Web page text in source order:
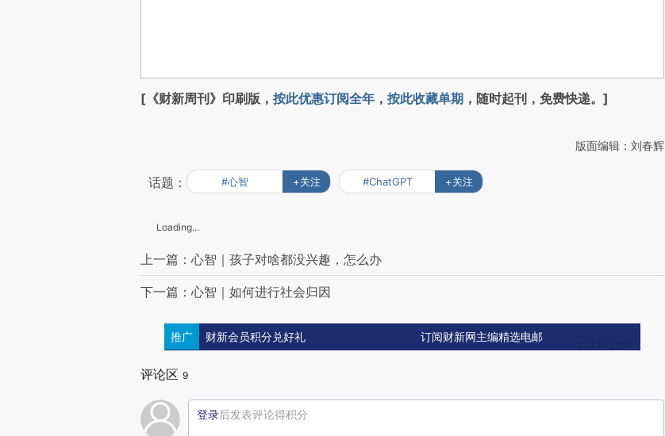
[《财新周刊》印刷版， 按此优惠订阅全年 ， 按此收藏单期 ，随时起刊，免费快递。]
版面编辑：刘春辉
话题： #心智 +关注 #ChatGPT +关注
Loading...
上一篇：心智｜孩子对啥都没兴趣，怎么办
下一篇：心智｜如何进行社会归因
推广 财新会员积分兑好礼 订阅财新网主编精选电邮
评论区 9
登录后发表评论得积分